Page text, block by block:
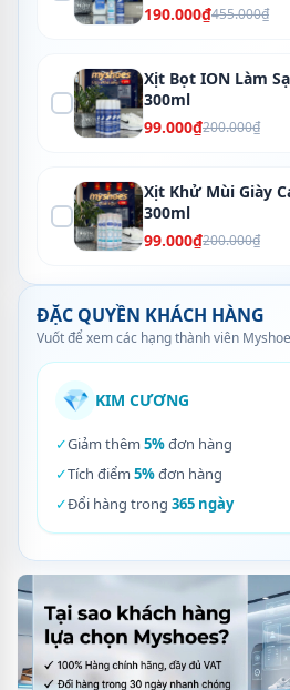
190.000₫455.000₫
Xịt Bọt ION Làm
300ml
99.000₫200.000₫
Xịt Khử Mùi Giày
300ml
99.000₫200.000₫
ĐẶC QUYỀN KHÁCH HÀNG
Vuốt để xem các hạng thành viên
💎 KIM CƯƠNG
✓Giảm thêm 5%đơn hàng
✓Tích điểm 5%đơn hàng
✓Đổi hàng trong 365 ngày